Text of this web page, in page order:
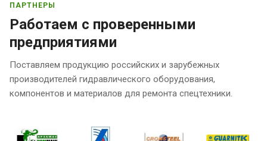
ПАРТНЕРЫ
Работаем с проверенными
предприятиями
Поставляем продукцию российских и зарубежных
производителей гидравлического оборудования,
компонентов и материалов для ремонта спецтехники.